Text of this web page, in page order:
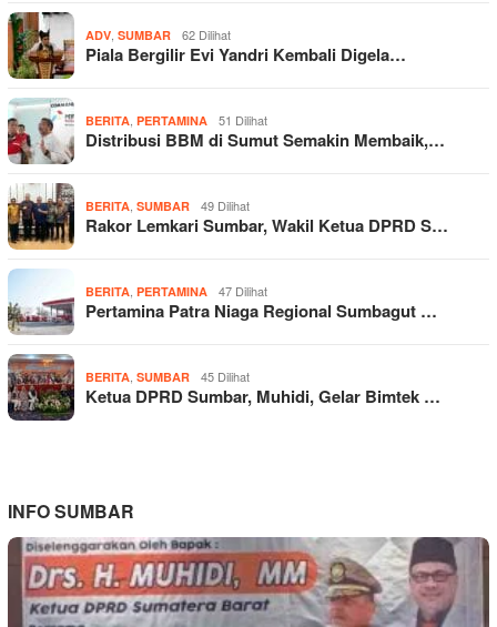
ADV SUMBAR 62 Dilihat
Piala Bergilir Evi Yandri Kembali Digela…
BERITA PERTAMINA 51 Dilihat
Distribusi BBM di Sumut Semakin Membaik,…
BERITA SUMBAR 49 Dilihat
Rakor Lemkari Sumbar, Wakil Ketua DPRD S…
BERITA PERTAMINA 47 Dilihat
Pertamina Patra Niaga Regional Sumbagut …
BERITA SUMBAR 45 Dilihat
Ketua DPRD Sumbar, Muhidi, Gelar Bimtek …
INFO SUMBAR